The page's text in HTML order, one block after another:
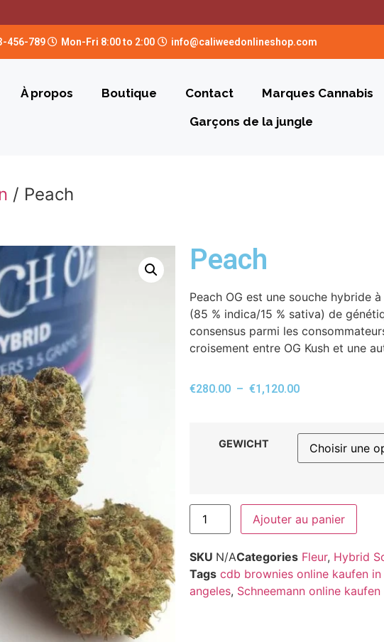
456-789 Mon-Fri 8:00 to 2:00 info@caliweedonlineshop.com
À propos Boutique Contact Marques Cannabis
Garçons de la jungle
/ Peach
Peach
Peach OG est une souche hybride
(85 % indica/15 % sativa) de
consensus parmi les
croisement entre OG Kush et une
€280.00 – €1,120.00
GEWICHT
Ajouter au panier
SKU N/ACategories Fleur, Hybrid
Tags cdb brownies online kaufen in
angeles, Schneemann online